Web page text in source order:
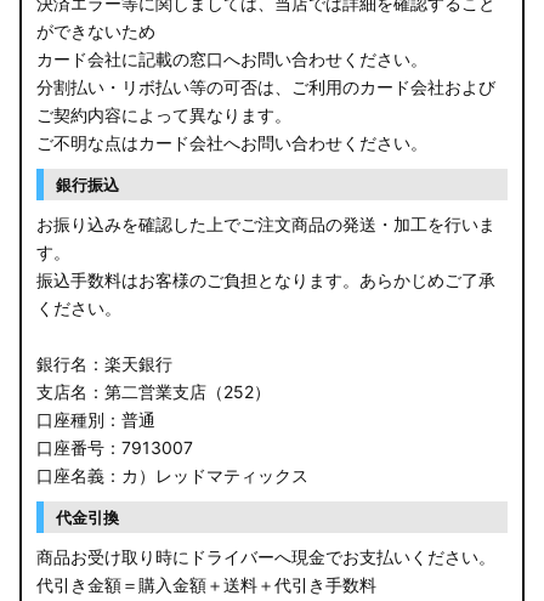
ができないため
カード会社に記載の窓口へお問い合わせください。
分割払い・リボ払い等の可否は、ご利用のカード会社および
ご契約内容によって異なります。
ご不明な点はカード会社へお問い合わせください。
銀行振込
お振り込みを確認した上でご注文商品の発送・加工を行いま
す。
振込手数料はお客様のご負担となります。あらかじめご了承
ください。
銀行名：楽天銀行
支店名：第二営業支店（252）
口座種別：普通
口座番号：7913007
口座名義：カ）レッドマティックス
代金引換
商品お受け取り時にドライバーへ現金でお支払いください。
代引き金額＝購入金額＋送料＋代引き手数料